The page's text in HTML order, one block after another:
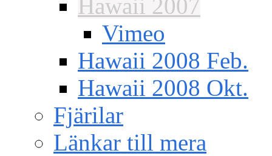
Hawaii 2007
Vimeo
Hawaii 2008 Feb.
Hawaii 2008 Okt.
Fjärilar
Länkar till mera